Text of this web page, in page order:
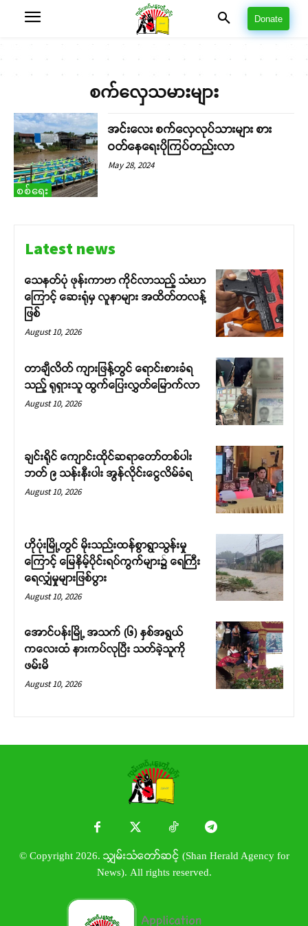
Donate
စက်လှေသမားများ
စစ်ရေး
အင်းလေး စက်လှေလုပ်သားများ စား
ဝတ်နေရေးပိုကြပ်တည်းလာ
May 28, 2024
Latest news
သေနတ်ပုံ ဖုန်းကာဗာ ကိုင်လာသည့် သံဃာ
ကြောင့် ဆေးရုံမှ လူနာများ အထိတ်တလန့်
ဖြစ်
August 10, 2026
တာချီလိတ် ကျားဖြန့်တွင် ရောင်းစားခံရ
သည့် ရုရှားသူ ထွက်ပြေးလွှတ်မြောက်လာ
August 10, 2026
ချင်းရိုင် ကျောင်းထိုင်ဆရာတော်တစ်ပါး
ဘတ် ၉ သန်းနီးပါး အွန်လိုင်းငွေလိမ်ခံရ
August 10, 2026
ဟိုပုံးမြို့တွင် မိုးသည်းထန်စွာရွာသွန်းမှု
ကြောင့် မြေနိမ့်ပိုင်းရပ်ကွက်များ၌ ရေကြီး
ရေလျှံမှုများဖြစ်ပွား
August 10, 2026
အောင်ပန်းမြို့ အသက် (၆) နှစ်အရွယ်
ကလေးထံ နားကပ်လုပြီး သတ်ခဲ့သူကို
ဖမ်းမိ
August 10, 2026
© Copyright 2026. သျှမ်းသံတော်ဆင့် (Shan Herald Agency for
News). All rights reserved.